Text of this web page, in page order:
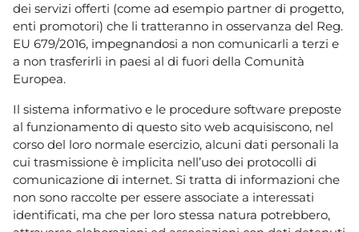
dei servizi offerti (come ad esempio partner di progetto,
enti promotori) che li tratteranno in osservanza del Reg.
EU 679/2016, impegnandosi a non comunicarli a terzi e
a non trasferirli in paesi al di fuori della Comunità
Europea.
Il sistema informativo e le procedure software preposte
al funzionamento di questo sito web acquisiscono, nel
corso del loro normale esercizio, alcuni dati personali la
cui trasmissione è implicita nell’uso dei protocolli di
comunicazione di internet. Si tratta di informazioni che
non sono raccolte per essere associate a interessati
identificati, ma che per loro stessa natura potrebbero,